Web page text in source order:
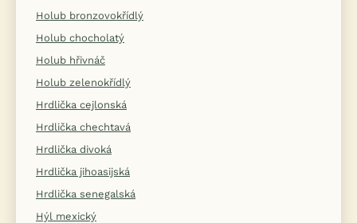
Holub bronzovokřídlý
Holub chocholatý
Holub hřivnáč
Holub zelenokřídlý
Hrdlička cejlonská
Hrdlička chechtavá
Hrdlička divoká
Hrdlička jihoasijská
Hrdlička senegalská
Hýl mexický